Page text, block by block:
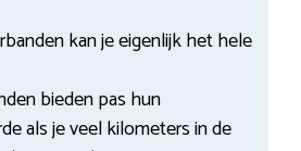
kan je eigenlijk het hele
bieden pas hun
als je veel kilometers in de